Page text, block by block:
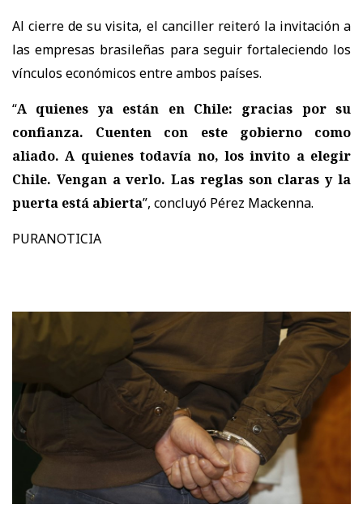
Al cierre de su visita, el canciller reiteró la invitación a
las empresas brasileñas para seguir fortaleciendo los
vínculos económicos entre ambos países.
“A quienes ya están en Chile: gracias por su
confianza. Cuenten con este gobierno como
aliado. A quienes todavía no, los invito a elegir
Chile. Vengan a verlo. Las reglas son claras y la
puerta está abierta”, concluyó Pérez Mackenna.
PURANOTICIA